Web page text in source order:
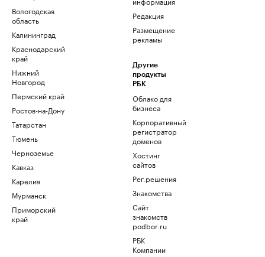
Вологодская
область
Калининград
Краснодарский
край
Нижний
Новгород
Пермский край
Ростов-на-Дону
Татарстан
Тюмень
Черноземье
Кавказ
Карелия
Мурманск
Приморский
край
Редакция
Размещение
рекламы
Другие
продукты
РБК
Облако для
бизнеса
Корпоративный
регистратор
доменов
Хостинг
сайтов
Рег.решения
Знакомства
Сайт
знакомств
podbor.ru
РБК
Компании